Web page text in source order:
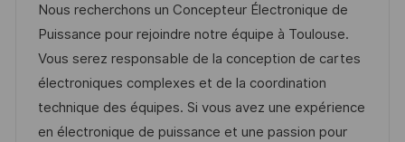
a
t
i
o
n
t
e
d
D
a
t
b
I
d
t
e
g
o
r
y
Nous recherchons un Concepteur Électronique de
Puissance pour rejoindre notre équipe à Toulouse.
Vous serez responsable de la conception de cartes
électroniques complexes et de la coordination
technique des équipes. Si vous avez une expérience
en électronique de puissance et une passion pour